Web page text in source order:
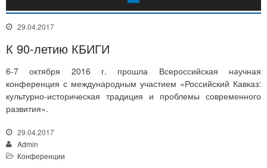
29.04.2017
К 90-летию КБИГИ
6-7 октября 2016 г. прошла Всероссийская научная
конференция с международным участием «Российский Кавказ:
культурно-историческая традиция и проблемы современного
развития».
29.04.2017
Admin
Конференции